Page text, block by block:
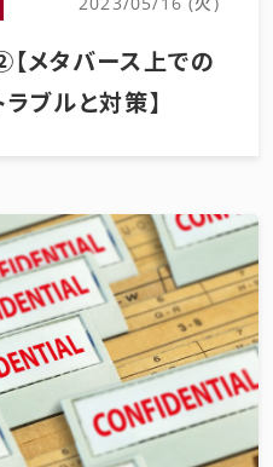
メタバース上での
ブルと対策】